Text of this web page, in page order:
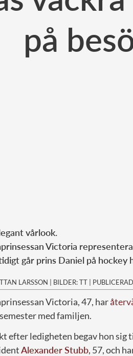
på
vårlook.
Victoria
går prins Daniel på hockey
LARSSON | BILDER: TT |
Victoria, 47, har
med familjen.
efter ledigheten begav hon
Alexander Stubb, 57, och